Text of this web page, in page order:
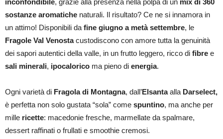
sostanze aromatiche naturali. Il risultato? Ce ne si innamora in
un attimo! Disponibili da fine giugno a metà settembre, le
Fragole Val Venostacustodiscono con amore tutta la genuinità
dei sapori autentici della valle, in un frutto leggero, ricco di fibre e
sali minerali, ipocalorico ma pieno di energia.
Ogni varietà di Fragola di Montagna, dall’Elsantaalla Darselect,
è perfetta non solo gustata “sola” come spuntino, ma anche per
mille ricette: macedonie fresche, marmellate da spalmare,
dessert raffinati o frullati e smoothie cremosi.